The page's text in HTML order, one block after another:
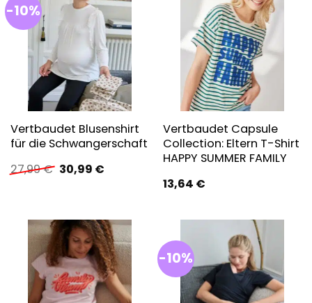
-10%
Vertbaudet Blusenshirt
für die Schwangerschaft
27,99€ Ursprünglicher
Preis
30,99 €Aktueller
Vertbaudet Capsule
Collection: Eltern T-Shirt
HAPPY SUMMER FAMILY
13,64 €
-10%